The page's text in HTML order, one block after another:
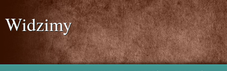
Widzimy